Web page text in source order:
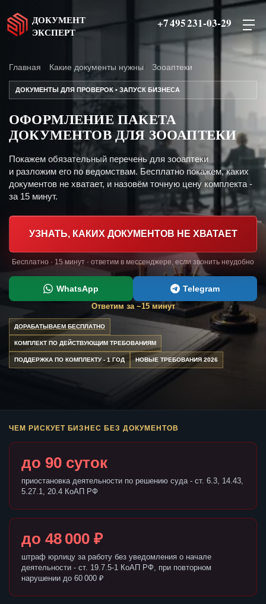
ДОКУМЕНТ
ЭКСПЕРТ
+7 495 231-03-29
Главная Какие документы нужны Зооаптеки
ДОКУМЕНТЫ ДЛЯ ПРОВЕРОК • ЗАПУСК БИЗНЕСА
ОФОРМЛЕНИЕ ПАКЕТА
ДОКУМЕНТОВ ДЛЯ ЗООАПТЕКИ
Покажем обязательный перечень для зооаптеки
и разложим его по ведомствам. Бесплатно покажем, каких
документов не хватает, и назовём точную цену комплекта -
за 15 минут.
УЗНАТЬ, КАКИХ ДОКУМЕНТОВ НЕ ХВАТАЕТ
Бесплатно · 15 минут · ответим в мессенджере, если звонить неудобно
WhatsApp Telegram
Ответим за ~15 минут
ДОРАБАТЫВАЕМ БЕСПЛАТНО
КОМПЛЕКТ ПО ДЕЙСТВУЮЩИМ ТРЕБОВАНИЯМ
ПОДДЕРЖКА ПО КОМПЛЕКТУ - 1 ГОД НОВЫЕ ТРЕБОВАНИЯ 2026
ЧЕМ РИСКУЕТ БИЗНЕС БЕЗ ДОКУМЕНТОВ
до 90 суток
приостановка деятельности по решению суда - ст. 6.3, 14.43,
5.27.1, 20.4 КоАП РФ
до 48 000 ₽
штраф юрлицу за работу без уведомления о начале
деятельности - ст. 19.7.5-1 КоАП РФ, при повторном
нарушении до 60 000 ₽